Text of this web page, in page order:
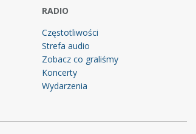
RADIO
Częstotliwości
Strefa audio
Zobacz co graliśmy
Koncerty
Wydarzenia